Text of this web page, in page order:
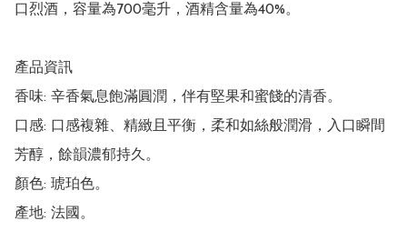
口烈酒，容量為700毫升，酒精含量為40%。
產品資訊
香味: 辛香氣息飽滿圓潤，伴有堅果和蜜餞的清香。
口感: 口感複雜、精緻且平衡，柔和如絲般潤滑，入口瞬間
芳醇，餘韻濃郁持久。
顏色: 琥珀色。
產地: 法國。